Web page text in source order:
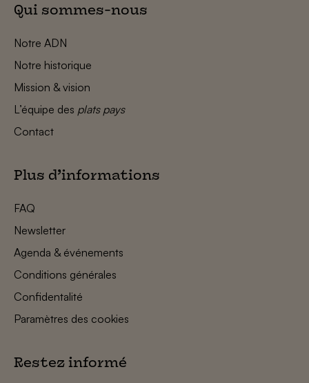
Qui sommes-nous
Notre ADN
Notre historique
Mission & vision
L’équipe des plats pays
Contact
Plus d’informations
FAQ
Newsletter
Agenda & événements
Conditions générales
Confidentalité
Paramètres des cookies
Restez informé